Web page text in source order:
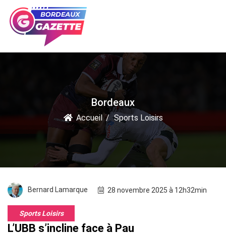
Bordeaux
Accueil Sports Loisirs
Bernard Lamarque 28 novembre 2025 à 12h32min
Sports Loisirs
L’UBB s’incline face à Pau